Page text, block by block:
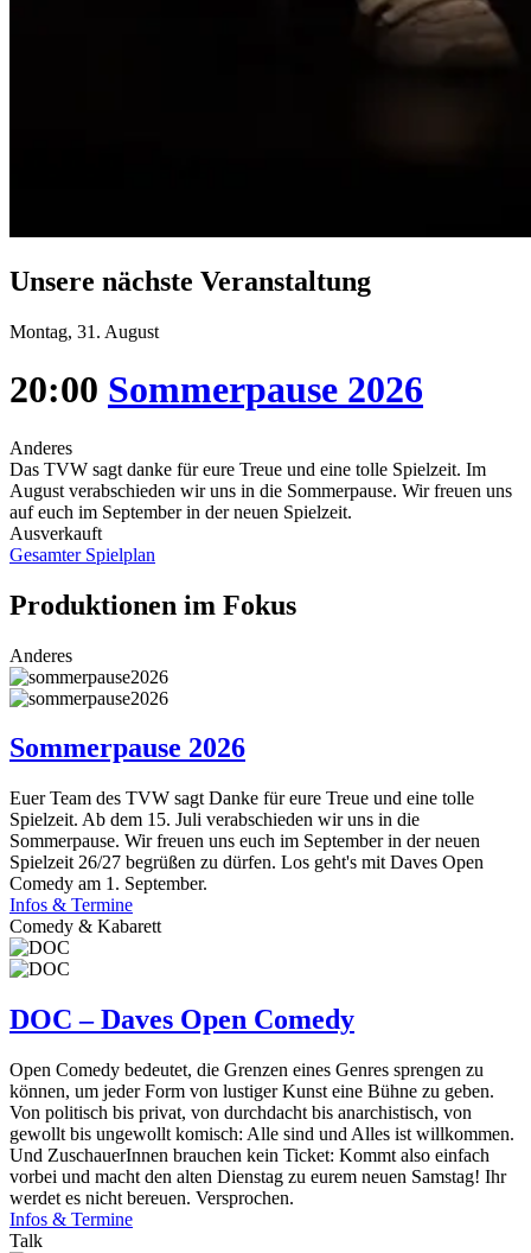
Unsere nächste Veranstaltung
Montag, 31. August
20:00 Sommerpause 2026
Anderes
Das TVW sagt danke für eure Treue und eine tolle Spielzeit. Im
August verabschieden wir uns in die Sommerpause. Wir freuen uns
auf euch im September in der neuen Spielzeit.
Ausverkauft
Gesamter Spielplan
Produktionen im Fokus
Anderes
Sommerpause 2026
Euer Team des TVW sagt Danke für eure Treue und eine tolle
Spielzeit. Ab dem 15. Juli verabschieden wir uns in die
Sommerpause. Wir freuen uns euch im September in der neuen
Spielzeit 26/27 begrüßen zu dürfen. Los geht's mit Daves Open
Comedy am 1. September.
Infos & Termine
Comedy & Kabarett
DOC – Daves Open Comedy
Open Comedy bedeutet, die Grenzen eines Genres sprengen zu
können, um jeder Form von lustiger Kunst eine Bühne zu geben.
Von politisch bis privat, von durchdacht bis anarchistisch, von
gewollt bis ungewollt komisch: Alle sind und Alles ist willkommen.
Und ZuschauerInnen brauchen kein Ticket: Kommt also einfach
vorbei und macht den alten Dienstag zu eurem neuen Samstag! Ihr
werdet es nicht bereuen. Versprochen.
Infos & Termine
Talk